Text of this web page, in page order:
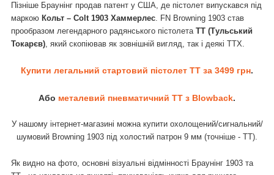
Пізніше Браунінг продав патент у США, де пістолет випускався під
маркою Кольт – Colt 1903 Хаммерлес . FN Browning 1903 став
прообразом легендарного радянського пістолета ТТ (Тульський
Токарєв) , який скопіював як зовнішній вигляд, так і деякі ТТХ.
Купити легальний стартовий пістолет ТТ за 3499 грн.
Або металевий пневматичний ТТ з Blowback.
У нашому інтернет-магазині можна купити охолощений/сигнальний/
шумовий Browning 1903 під холостий патрон 9 мм (точніше - ТТ).
Як видно на фото, основні візуальні відмінності Браунінг 1903 та